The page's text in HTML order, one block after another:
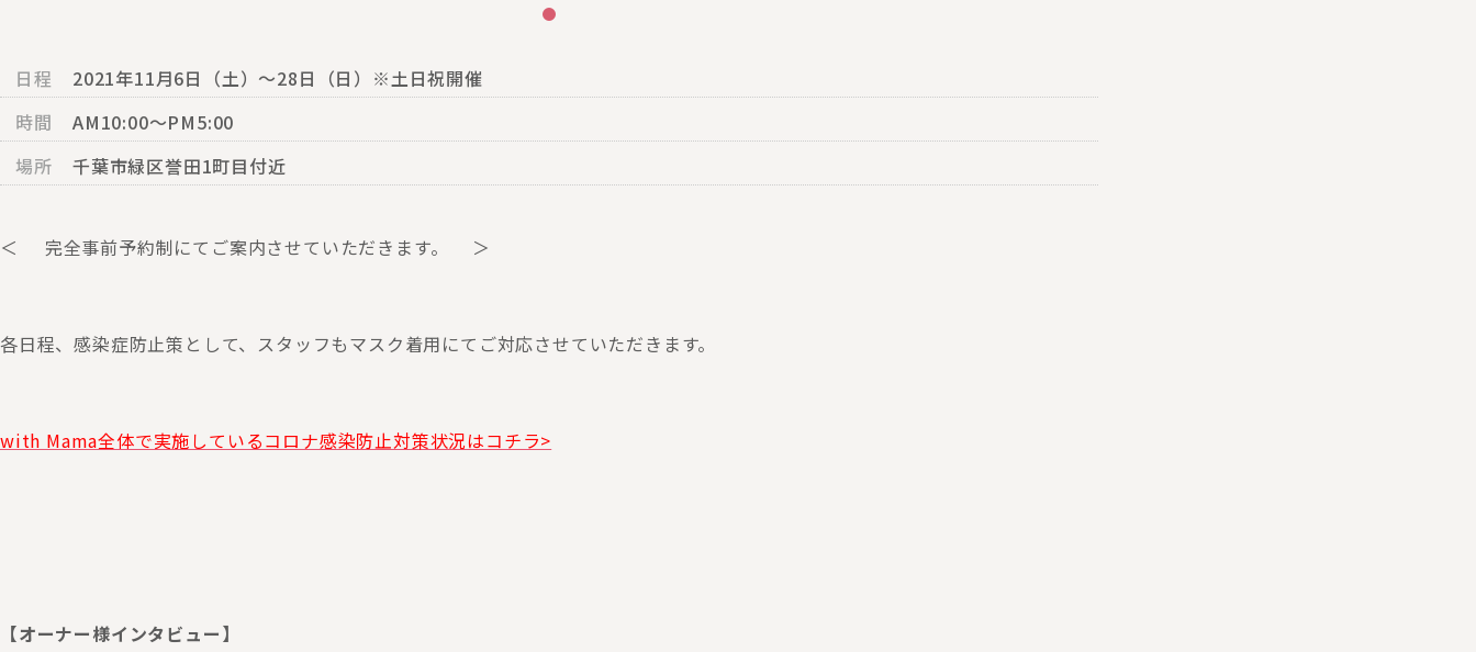
日程
2021年11月6日（土）～28日（日）※土日祝開催
時間
AM10:00〜PM5:00
場所
千葉市緑区誉田1町目付近
＜ 完全事前予約制にてご案内させていただきます。 ＞
各日程、感染症防止策として、スタッフもマスク着用にてご対応させていただきます。
with Mama全体で実施しているコロナ感染防止対策状況はコチラ>
【オーナー様インタビュー】